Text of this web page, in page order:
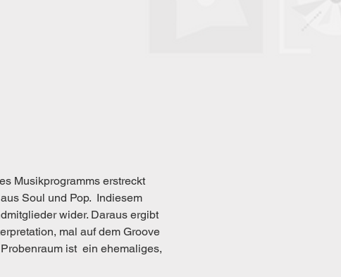
Musikprogramms erstreckt
Soul und Pop.  Indiesem
wider. Daraus ergibt
mal auf dem Groove
ist  ein ehemaliges,